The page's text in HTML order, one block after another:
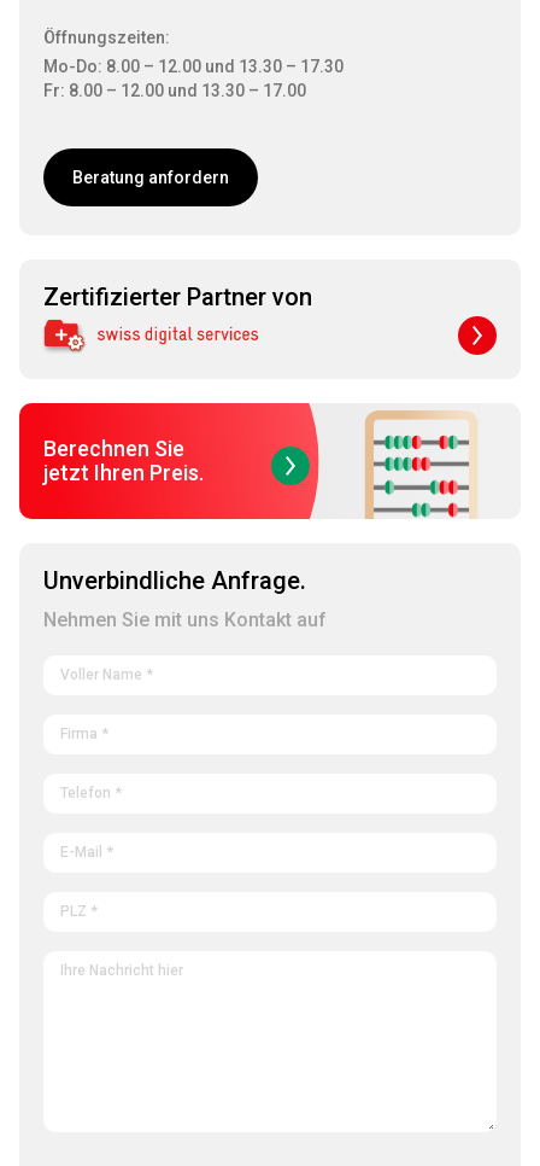
Öffnungszeiten:
Mo-Do: 8.00 – 12.00 und 13.30 – 17.30
Fr: 8.00 – 12.00 und 13.30 – 17.00
Beratung anfordern
Zertifizierter Partner von
Berechnen Sie
jetzt Ihren Preis.
Unverbindliche Anfrage.
Nehmen Sie mit uns Kontakt auf